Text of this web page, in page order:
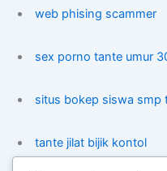
web phising scammer
sex porno tante umur
situs bokep siswa smp
tante jilat bijik kontol